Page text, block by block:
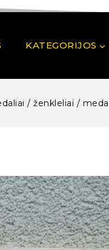
KATEGORIJOS
/ ženkleliai /